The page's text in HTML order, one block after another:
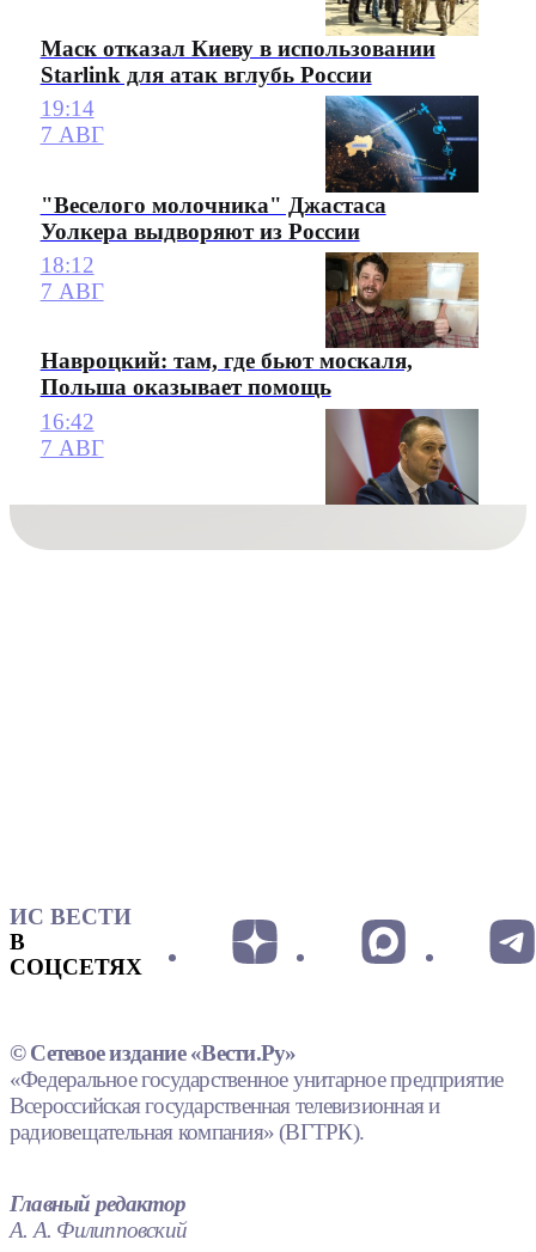
Маск отказал Киеву в использовании
Starlink для атак вглубь России
19:14
7 АВГ
"Веселого молочника" Джастаса
Уолкера выдворяют из России
18:12
7 АВГ
Навроцкий: там, где бьют москаля,
Польша оказывает помощь
16:42
7 АВГ
ИС ВЕСТИ
В
СОЦСЕТЯХ
© Сетевое издание «Вести.Ру»
«Федеральное государственное унитарное предприятие
Всероссийская государственная телевизионная и
радиовещательная компания» (ВГТРК).
Главный редактор
А. А. Филипповский